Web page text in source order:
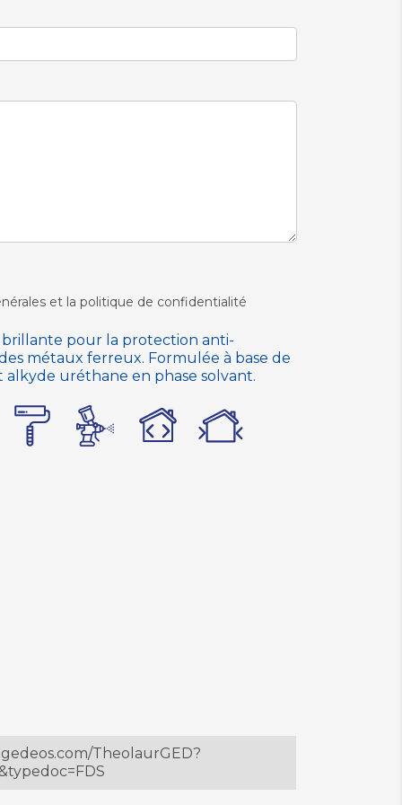
et la politique de confidentialité
pour la protection anti-
métaux ferreux. Formulée à base de
uréthane en phase solvant.
TheolaurGED?